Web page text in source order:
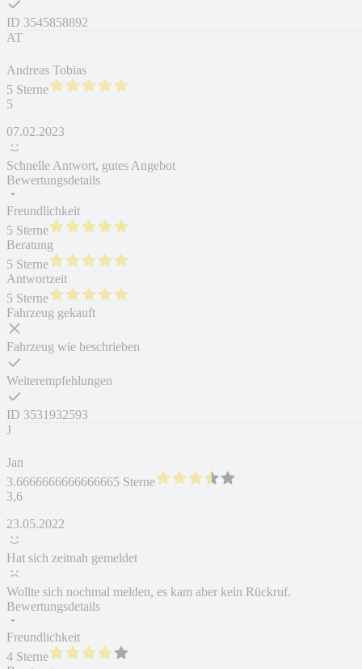
ID 3545858892
AT
Andreas Tobias
5 Sterne
5
07.02.2023
Schnelle Antwort, gutes Angebot
Bewertungsdetails
Freundlichkeit
5 Sterne
Beratung
5 Sterne
Antwortzeit
5 Sterne
Fahrzeug gekauft
Fahrzeug wie beschrieben
Weiterempfehlungen
ID 3531932593
J
Jan
3.6666666666666665 Sterne
3,6
23.05.2022
Hat sich zeitnah gemeldet
Wollte sich nochmal melden, es kam aber kein Rückruf.
Bewertungsdetails
Freundlichkeit
4 Sterne